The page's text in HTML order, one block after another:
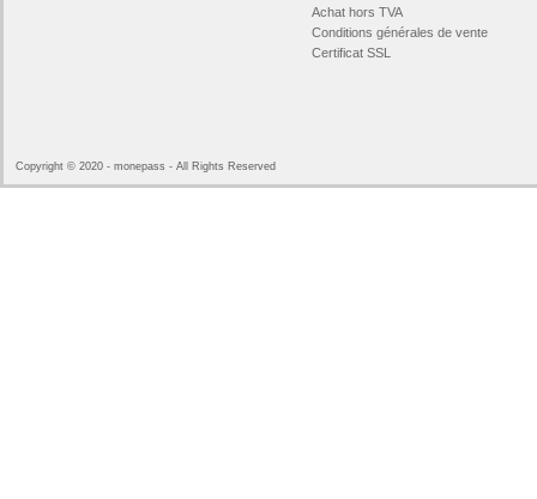
Achat hors TVA
Conditions générales de vente
Certificat SSL
Copyright © 2020 - monepass - All Rights Reserved